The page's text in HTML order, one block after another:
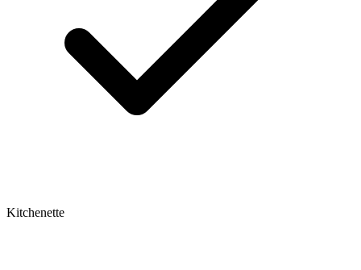
Kitchenette